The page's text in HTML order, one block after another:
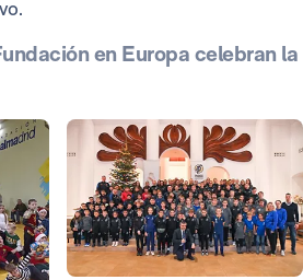
en Europa celebran la